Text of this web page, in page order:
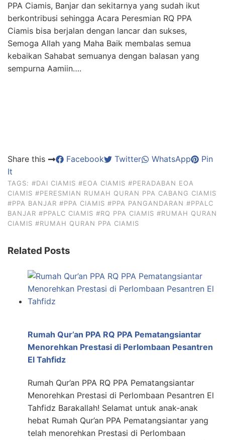
PPA Ciamis, Banjar dan sekitarnya yang sudah ikut
berkontribusi sehingga Acara Peresmian RQ PPA
Ciamis bisa berjalan dengan lancar dan sukses,
Semoga Allah yang Maha Baik membalas semua
kebaikan Sahabat semuanya dengan balasan yang
sempurna Aamiin….
Share this Facebook Twitter WhatsApp
Pin
It
TAGS: #DAI CIAMIS #EOA CIAMIS #PERADABAN EOA
CIAMIS #PERESMIAN RUMAH QURAN PPA CABANG CIAMIS
#PPA BANJAR #PPA CIAMIS #PPA PANGANDARAN #PPALC
BANJAR #PPALC CIAMIS #RQ PPA CIAMIS #RUMAH QURAN
CIAMIS #RUMAH QURAN PPA CIAMIS
Related Posts
Rumah Qur’an PPA RQ PPA Pematangsiantar
Menorehkan Prestasi di Perlombaan Pesantren
El Tahfidz
Rumah Qur’an PPA RQ PPA Pematangsiantar
Menorehkan Prestasi di Perlombaan Pesantren El
Tahfidz Barakallah! Selamat untuk anak-anak
hebat Rumah Qur’an PPA Pematangsiantar yang
telah menorehkan Prestasi di Perlombaan